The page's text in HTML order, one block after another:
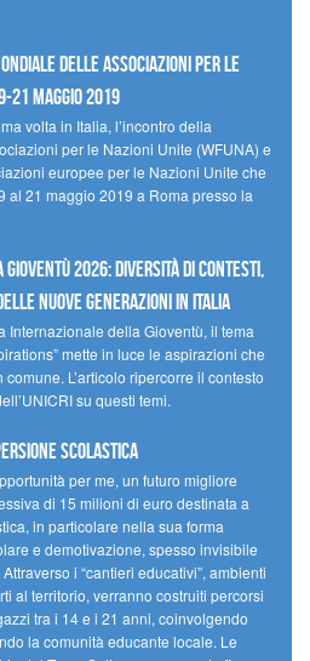
delle Associazioni per le
21 maggio 2019
volta in Italia, l’incontro della
per le Nazioni Unite (WFUNA) e
europee per le Nazioni Unite che
al 21 maggio 2019 a Roma presso la
2026: DIVERSITÀ DI CONTESTI,
NUOVE GENERAZIONI IN ITALIA
Internazionale della Gioventù, il tema
mette in luce le aspirazioni che
L’articolo ripercorre il contesto
su questi temi.
scolastica
per me, un futuro migliore
di 15 milioni di euro destinata a
in particolare nella sua forma
e demotivazione, spesso invisibile
i “cantieri educativi”, ambienti
al territorio, verranno costruiti percorsi
tra i 14 e i 21 anni, coinvolgendo
la comunità educante locale. Le